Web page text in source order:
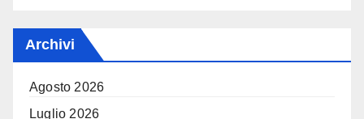
Archivi
Agosto 2026
Luglio 2026